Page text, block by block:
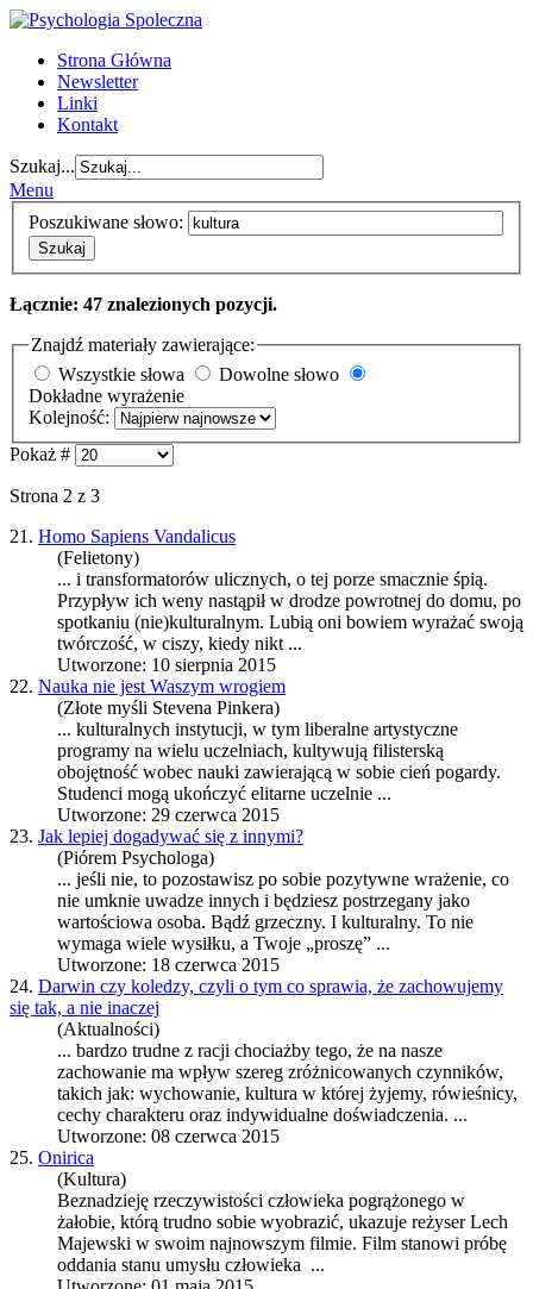
Strona Główna
Newsletter
Linki
Kontakt
Szukaj...
Menu
Poszukiwane słowo:
Szukaj
Łącznie: 47 znalezionych pozycji.
Znajdź materiały zawierające:
Wszystkie słowa
Dowolne słowo
Dokładne wyrażenie
Kolejność:
Pokaż #
Strona 2 z 3
21. Homo Sapiens Vandalicus
(Felietony)
... i transformatorów ulicznych, o tej porze smacznie śpią.
Przypływ ich weny nastąpił w drodze powrotnej do domu, po
spotkaniu (nie)kulturalnym. Lubią oni bowiem wyrażać swoją
twórczość, w ciszy, kiedy nikt ...
Utworzone: 10 sierpnia 2015
22. Nauka nie jest Waszym wrogiem
(Złote myśli Stevena Pinkera)
... kulturalnych instytucji, w tym liberalne artystyczne
programy na wielu uczelniach, kultywują filisterską
obojętność wobec nauki zawierającą w sobie cień pogardy.
Studenci mogą ukończyć elitarne uczelnie ...
Utworzone: 29 czerwca 2015
23. Jak lepiej dogadywać się z innymi?
(Piórem Psychologa)
... jeśli nie, to pozostawisz po sobie pozytywne wrażenie, co
nie umknie uwadze innych i będziesz postrzegany jako
wartościowa osoba. Bądź grzeczny. I kulturalny. To nie
wymaga wiele wysiłku, a Twoje „proszę” ...
Utworzone: 18 czerwca 2015
24. Darwin czy koledzy, czyli o tym co sprawia, że zachowujemy
się tak, a nie inaczej
(Aktualności)
... bardzo trudne z racji chociażby tego, że na nasze
zachowanie ma wpływ szereg zróżnicowanych czynników,
takich jak: wychowanie, kultura w której żyjemy, rówieśnicy,
cechy charakteru oraz indywidualne doświadczenia. ...
Utworzone: 08 czerwca 2015
25. Onirica
(Kultura)
Beznadzieję rzeczywistości człowieka pogrążonego w
żałobie, którą trudno sobie wyobrazić, ukazuje reżyser Lech
Majewski w swoim najnowszym filmie. Film stanowi próbę
oddania stanu umysłu człowieka ...